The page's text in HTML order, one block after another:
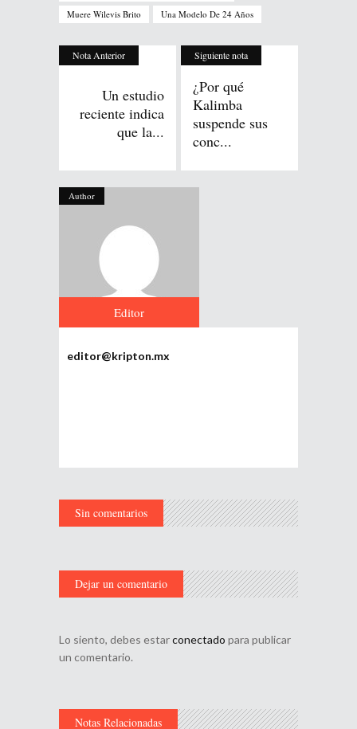
Muere Wilevis Brito
Una Modelo De 24 Años
Nota Anterior
Un estudio
reciente indica
que la...
Siguiente nota
¿Por qué
Kalimba
suspende sus
conc...
Author
Editor
editor@kripton.mx
Sin comentarios
Dejar un comentario
Lo siento, debes estarconectado para publicar
un comentario.
Notas Relacionadas